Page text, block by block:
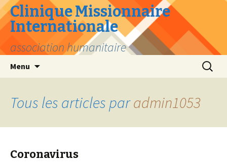
Clinique Missionnaire
Internationale
association humanitaire
Menu
Tous les articles paradmin1053
Coronavirus